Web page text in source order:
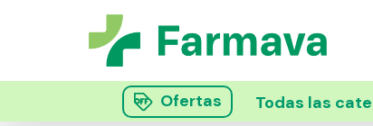
Ofertas Todas las